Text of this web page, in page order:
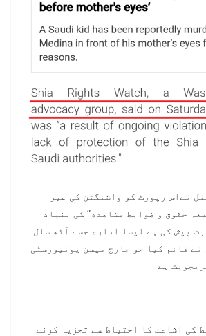
نےاس رپورٹ كو واشنگٹن کی غیر
حقوق و ضوابط مشاهده” کی بنیاد
پیش کی ہے ایسا اداره جسے آٹھ سال
قائم کیا جو جارج میسن یونیورسٹی
ہے
کی اشاعت کا احتیاط سے تجزیہ کرنے